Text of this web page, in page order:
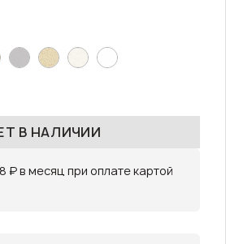
В НАЛИЧИИ
₽ в месяц при оплате картой